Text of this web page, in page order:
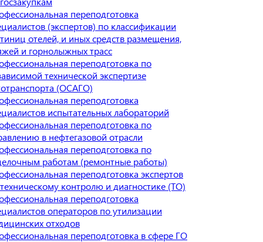
переподготовка
(экспертов) по классификации
отелей, и иных средств размещения,
и горнолыжных трасс
переподготовка по
технической экспертизе
(ОСАГО)
переподготовка
испытательных лабораторий
переподготовка по
в нефтегазовой отрасли
переподготовка по
работам (ремонтные работы)
переподготовка экспертов
контролю и диагностике (ТО)
переподготовка
операторов по утилизации
отходов
переподготовка в сфере ГО